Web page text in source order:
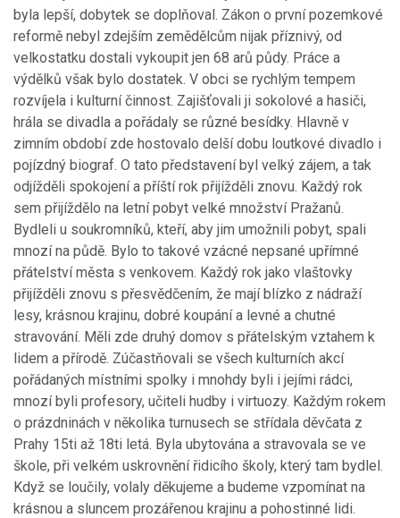
byla lepší, dobytek se doplňoval. Zákon o první pozemkové
reformě nebyl zdejším zemědělcům nijak příznivý, od
velkostatku dostali vykoupit jen 68 arů půdy. Práce a
výdělků však bylo dostatek. V obci se rychlým tempem
rozvíjela i kulturní činnost. Zajišťovali ji sokolové a hasiči,
hrála se divadla a pořádaly se různé besídky. Hlavně v
zimním období zde hostovalo delší dobu loutkové divadlo i
pojízdný biograf. O tato představení byl velký zájem, a tak
odjížděli spokojení a příští rok přijížděli znovu. Každý rok
sem přijíždělo na letní pobyt velké množství Pražanů.
Bydleli u soukromníků, kteří, aby jim umožnili pobyt, spali
mnozí na půdě. Bylo to takové vzácné nepsané upřímné
přátelství města s venkovem. Každý rok jako vlaštovky
přijížděli znovu s přesvědčením, že mají blízko z nádraží
lesy, krásnou krajinu, dobré koupání a levné a chutné
stravování. Měli zde druhý domov s přátelským vztahem k
lidem a přírodě. Zúčastňovali se všech kulturních akcí
pořádaných místními spolky i mnohdy byli i jejími rádci,
mnozí byli profesory, učiteli hudby i virtuozy. Každým rokem
o prázdninách v několika turnusech se střídala děvčata z
Prahy 15ti až 18ti letá. Byla ubytována a stravovala se ve
škole, při velkém uskrovnění řidicího školy, který tam bydlel.
Když se loučily, volaly děkujeme a budeme vzpomínat na
krásnou a sluncem prozářenou krajinu a pohostinné lidi.